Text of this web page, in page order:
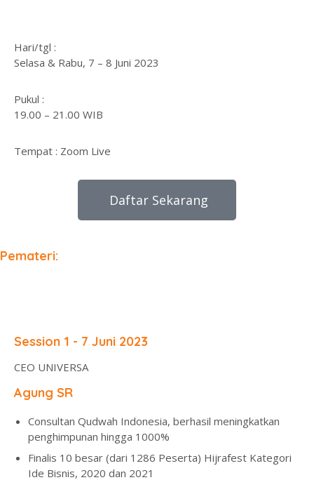
Hari/tgl :
Selasa & Rabu, 7 – 8 Juni 2023
Pukul :
19.00 – 21.00 WIB
Tempat : Zoom Live
Daftar Sekarang
Pemateri:
Session 1 - 7 Juni 2023
CEO UNIVERSA
Agung SR
Consultan Qudwah Indonesia, berhasil meningkatkan
penghimpunan hingga 1000%
Finalis 10 besar (dari 1286 Peserta) Hijrafest Kategori
Ide Bisnis, 2020 dan 2021